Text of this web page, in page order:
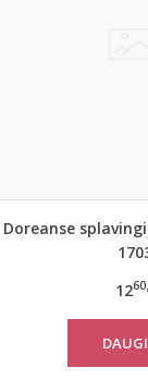
Doreanse
1260